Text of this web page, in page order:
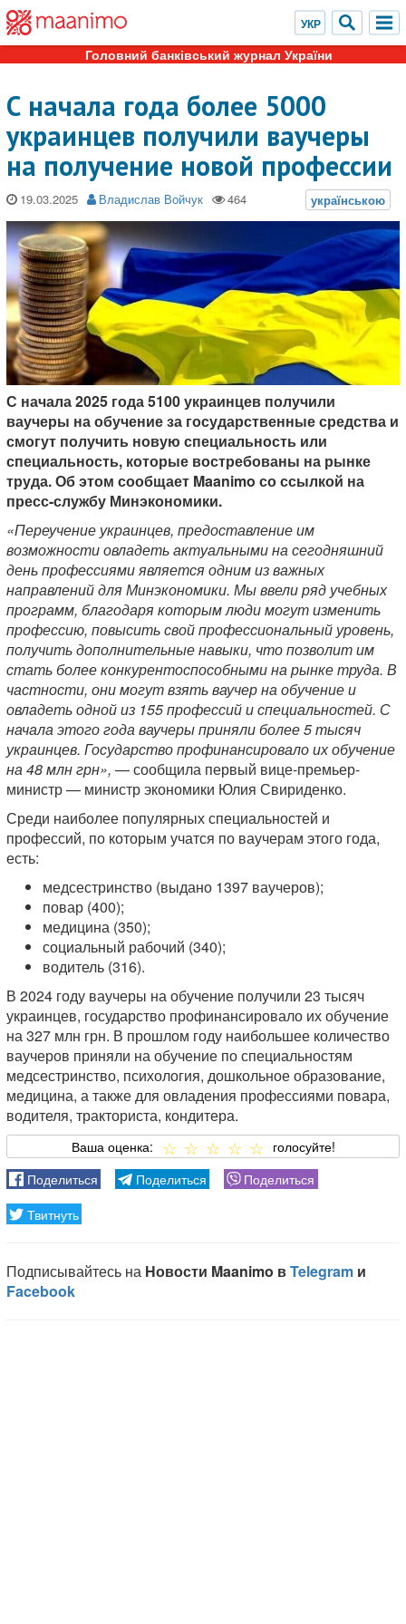
Головний банківський журнал України
С начала года более 5000
украинцев получили ваучеры
на получение новой профессии
19.03.2025 Владислав Войчук
С начала 2025 года 5100 украинцев получили
ваучеры на обучение за государственные средства и
смогут получить новую специальность или
специальность, которые востребованы на рынке
труда. Об этом сообщает Maanimo со ссылкой на
пресс-службу Минэкономики.
«Переучение украинцев, предоставление им
возможности овладеть актуальными на сегодняшний
день профессиями является одним из важных
направлений для Минэкономики. Мы ввели ряд учебных
программ, благодаря которым люди могут изменить
профессию, повысить свой профессиональный уровень,
получить дополнительные навыки, что позволит им
стать более конкурентоспособными на рынке труда. В
частности, они могут взять ваучер на обучение и
овладеть одной из 155 профессий и специальностей. С
начала этого года ваучеры приняли более 5 тысяч
украинцев. Государство профинансировало их обучение
на 48 млн грн», — сообщила первый вице-премьер-
министр — министр экономики Юлия Свириденко.
Среди наиболее популярных специальностей и
профессий, по которым учатся по ваучерам этого года,
есть:
медсестринство (выдано 1397 ваучеров);
повар (400);
медицина (350);
социальный рабочий (340);
водитель (316).
В 2024 году ваучеры на обучение получили 23 тысяч
украинцев, государство профинансировало их обучение
на 327 млн ​​грн. В прошлом году наибольшее количество
ваучеров приняли на обучение по специальностям
медсестринство, психология, дошкольное образование,
медицина, а также для овладения профессиями повара,
водителя, тракториста, кондитера.